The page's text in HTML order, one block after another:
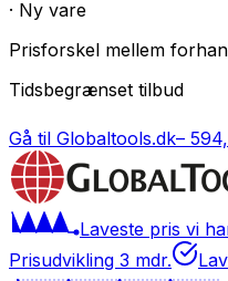
· Ny vare
Prisforskel mellem
Tidsbegrænset tilbud
Gå til Globaltools.dk–
Laveste pris vi
Prisudvikling 3 mdr.